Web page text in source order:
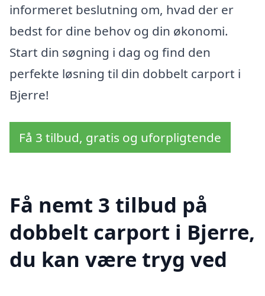
informeret beslutning om, hvad der er
bedst for dine behov og din økonomi.
Start din søgning i dag og find den
perfekte løsning til din dobbelt carport i
Bjerre!
Få 3 tilbud, gratis og uforpligtende
Få nemt 3 tilbud på
dobbelt carport i Bjerre,
du kan være tryg ved